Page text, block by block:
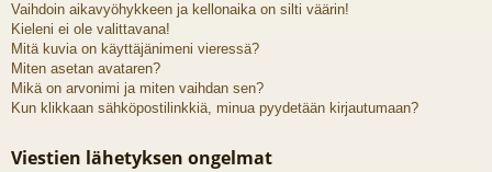
Vaihdoin aikavyöhykkeen ja kellonaika on silti väärin!
Kieleni ei ole valittavana!
Mitä kuvia on käyttäjänimeni vieressä?
Miten asetan avataren?
Mikä on arvonimi ja miten vaihdan sen?
Kun klikkaan sähköpostilinkkiä, minua pyydetään kirjautumaan?
Viestien lähetyksen ongelmat